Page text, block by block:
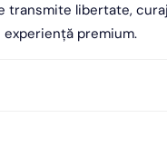
transmite libertate,
premium.